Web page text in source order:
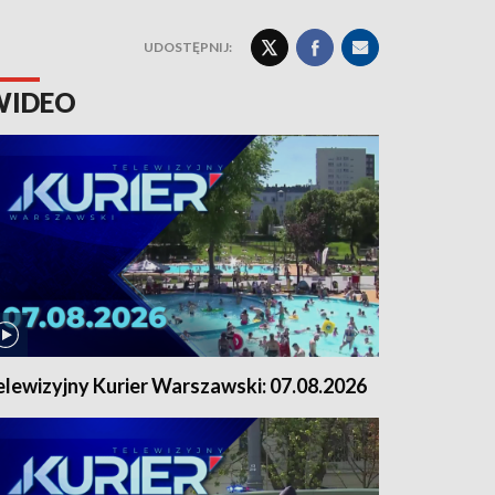
UDOSTĘPNIJ:
Kurier Warszawski: 07.08.2026